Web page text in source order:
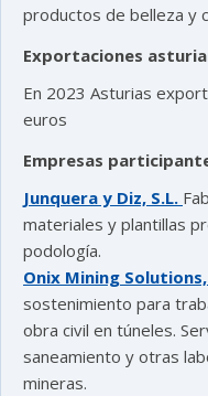
productos de belleza y
Exportaciones
En 2023 Asturias
euros
Empresas
Junquera y Diz, S.L.
materiales y plantillas
podología.
Onix Mining Solutions,
sostenimiento para
obra civil en túneles.
saneamiento y otras
mineras.
ayudarte con la
eventos y
Al continuar con la
¿En que te puedo